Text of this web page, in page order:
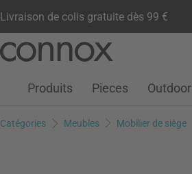
Livraison de colis gratuite dès 99 €
contenu
Compte clientListe de souhaits
Warenkorb
Produits Pieces Outdoor
Catégories Meubles Mobilier de siège